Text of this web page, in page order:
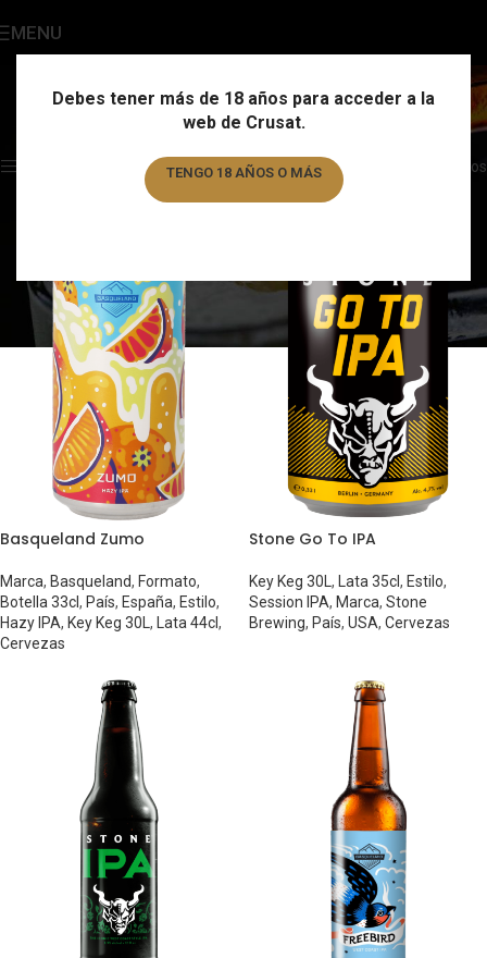
Debes tener más de 18 años para acceder a la
web de Crusat.
TENGO 18 AÑOS O MÁS
MENU Key Keg 30L
Key Keg 30L Showing all 9 results
Filtros
Basqueland Zumo
Marca, Basqueland, Formato,
Botella 33cl, País, España, Estilo,
Hazy IPA, Key Keg 30L , Lata 44cl,
Cervezas
Stone Go To IPA
Key Keg 30L , Lata 35cl, Estilo,
Session IPA, Marca, Stone
Brewing, País, USA, Cervezas